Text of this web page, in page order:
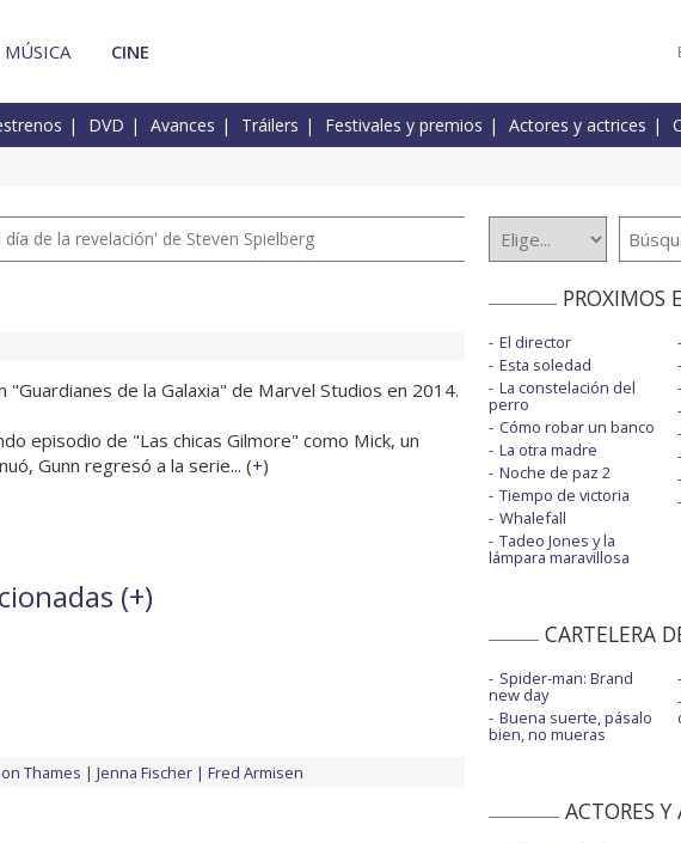
MÚSICA CINE
DVD Avances Tráilers Festivales y premios Actores y actrices
de la revelación' de Steven Spielberg
de la Galaxia" de Marvel Studios en 2014.
episodio de "Las chicas Gilmore" como Mick, un
Gunn regresó a la serie... (+)
(+)
Thames Jenna Fischer Fred Armisen
PROXIMOS
El director
Esta soledad
La constelación del
perro
Cómo robar un banco
La otra madre
Noche de paz 2
Tiempo de victoria
Whalefall
Tadeo Jones y la
lámpara maravillosa
CARTELERA
Spider-man: Brand
new day
Buena suerte, pásalo
bien, no mueras
ACTORES Y